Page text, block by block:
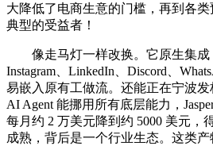
大降低了电商生意的门槛，再到各
典型的受益者！
像走马灯一样改换。它原生集成
Instagram、LinkedIn、Discord、
易嵌入原有工做流。还能正在宁波
AI Agent 能挪用所有底层能力，
每月约 2 万美元降到约 5000 美元，
成熟，背后是一个行业生态。这类